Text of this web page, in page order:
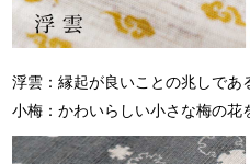
浮雲：縁起が良いことの兆しであ
小梅：かわいらしい小さな梅の花